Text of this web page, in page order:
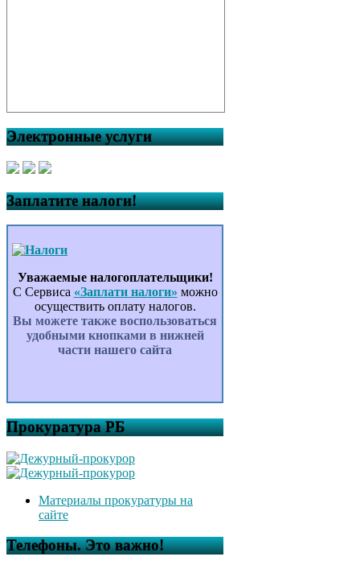
Электронные услуги
Заплатите налоги!
Уважаемые налогоплательщики!
С Сервиса «Заплати налоги» можно
осуществить оплату налогов.
Вы можете также воспользоваться
удобными кнопками в нижней
части нашего сайта
Прокуратура РБ
Материалы прокуратуры на
сайте
Телефоны. Это важно!